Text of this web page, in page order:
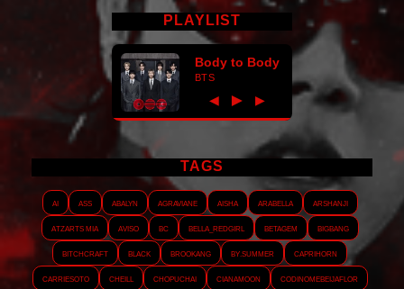
PLAYLIST
Body to Body
BTS
◀ ► ▶
TAGS
AI ASS Abalyn Agraviane Aisha Arabella
Arshanji
Atzarts Mia
Aviso BC Bella_RedGirl Betagem
Bigbang
Bitchcraft
Black Brookang By.summer
Caprihorn
Carriesoto
Cheill Chopuchai Cianamoon Codinomebeijaflor